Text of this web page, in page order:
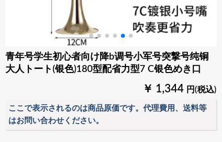
青年号学生初心者向け降b调号小军号突撃号纯铜
大人トート(银色)180型配省力型7 C银色めき口
￥ 1,344 円(税込)
ここで表示されるのは商品原価です。代理費用、送料等
はお問い合わせください。